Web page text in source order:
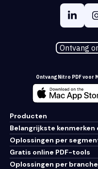
Ontvang
Ontvang Nitro PDF voor
Producten
Belangrijkste
Oplossingen per
Gratis online PDF-tools
Oplossingen per branche